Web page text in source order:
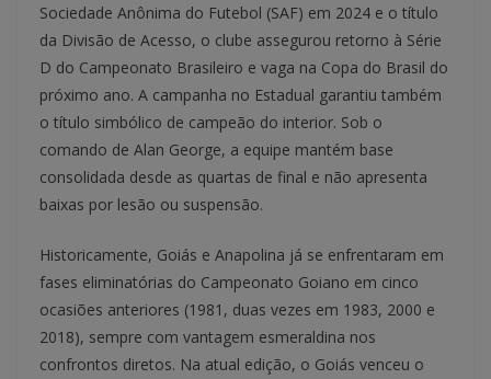
Sociedade Anônima do Futebol (SAF) em 2024 e o título
da Divisão de Acesso, o clube assegurou retorno à Série
D do Campeonato Brasileiro e vaga na Copa do Brasil do
próximo ano. A campanha no Estadual garantiu também
o título simbólico de campeão do interior. Sob o
comando de Alan George, a equipe mantém base
consolidada desde as quartas de final e não apresenta
baixas por lesão ou suspensão.
Historicamente, Goiás e Anapolina já se enfrentaram em
fases eliminatórias do Campeonato Goiano em cinco
ocasiões anteriores (1981, duas vezes em 1983, 2000 e
2018), sempre com vantagem esmeraldina nos
confrontos diretos. Na atual edição, o Goiás venceu o